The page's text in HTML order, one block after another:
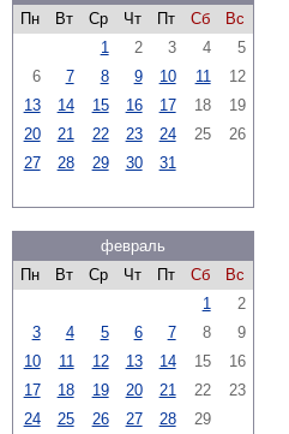
Пн
Вт Ср Чт Пт Сб
Вс
1
2 3 4
5
6
7 8 9 10 11
12
13
14 15 16 17 18
19
20
21 22 23 24 25
26
27
28 29 30 31
февраль
Пн
Вт Ср Чт Пт Сб
Вс
1
2
3
4 5 6 7 8
9
10
11 12 13 14 15
16
17
18 19 20 21 22
23
24
25 26 27 28 29